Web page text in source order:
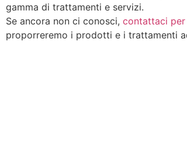
gamma di trattamenti e servizi.
Se ancora non ci conosci, contattaci per
proporreremo i prodotti e i trattamenti